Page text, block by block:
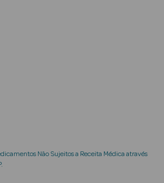
Não Sujeitos a Receita Médica através